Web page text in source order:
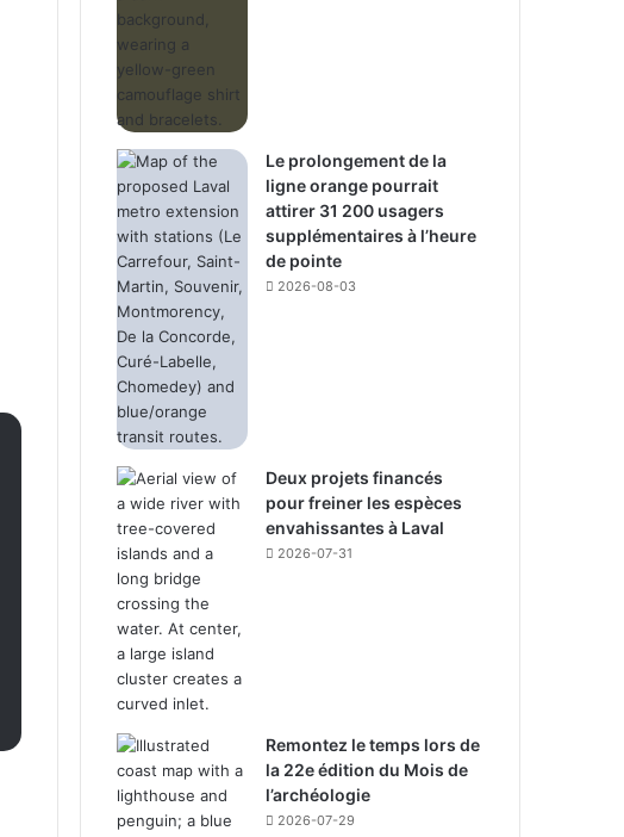
Le prolongement de la
ligne orange pourrait
attirer 31 200 usagers
supplémentaires à l’heure
de pointe
2026-08-03
Deux projets financés
pour freiner les espèces
envahissantes à Laval
2026-07-31
Remontez le temps lors de
la 22e édition du Mois de
l’archéologie
2026-07-29